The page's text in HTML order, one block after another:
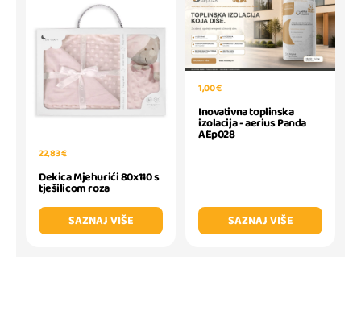
22,83 €
Dekica Mjehurići 80x110 s
tješilicom roza
SAZNAJ VIŠE
1,00 €
Inovativna toplinska
izolacija - aerius Panda
AEp028
SAZNAJ VIŠE